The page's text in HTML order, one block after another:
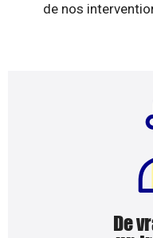
de nos
De